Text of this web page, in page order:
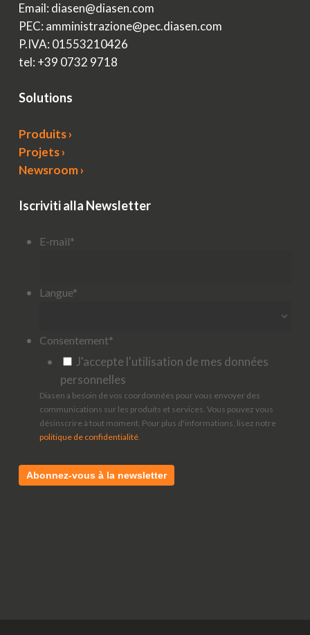
Email: diasen@diasen.com
PEC: amministrazione@pec.diasen.com
P.IVA: 01553210426
tel: +39 0732 9718
Solutions
Produits ›
Projets ›
Newsroom ›
Iscriviti alla Newsletter
E-mail*
Langue*
Consentement*
J'accepte l'utilisation de mes données
personnelles
Diasen a besoin de vos coordonnées pour vous envoyer des
communications sur les produits et services. Vous pouvez vous
désinscrire à tout moment. Pour plus d'informations, lisez notre
politique de confidentialité.